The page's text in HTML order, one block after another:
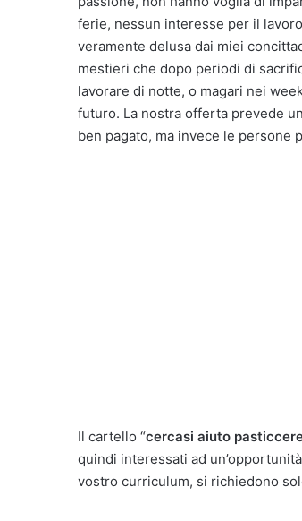
ferie, nessun interesse per il
veramente delusa dai miei
mestieri che dopo periodi di
lavorare di notte, o magari nei
futuro. La nostra offerta prevede
ben pagato, ma invece le persone
Il cartello “cercasi aiuto
quindi interessati ad
vostro curriculum, si richiedono